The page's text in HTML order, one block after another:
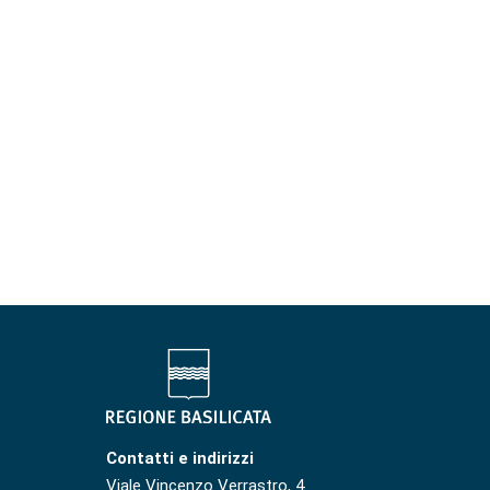
Contatti e indirizzi
Viale Vincenzo Verrastro, 4